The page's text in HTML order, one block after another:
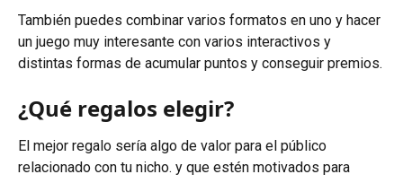
También puedes combinar varios formatos en uno y hacer
un juego muy interesante con varios interactivos y
distintas formas de acumular puntos y conseguir premios.
¿Qué regalos elegir?
El mejor regalo sería algo de valor para el público
relacionado con tu nicho. y que estén motivados para